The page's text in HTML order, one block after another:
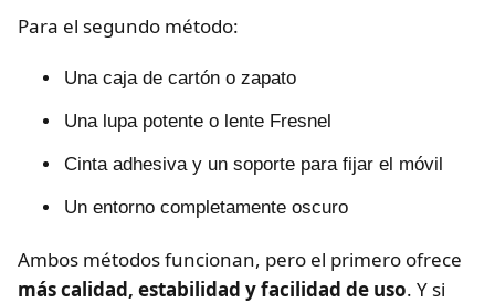
Para el segundo método:
Una caja de cartón o zapato
Una lupa potente o lente Fresnel
Cinta adhesiva y un soporte para fijar el móvil
Un entorno completamente oscuro
Ambos métodos funcionan, pero el primero ofrece
más calidad, estabilidad y facilidad de uso. Y si